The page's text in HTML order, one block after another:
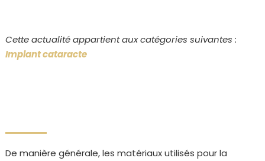
Cette actualité appartient aux catégories suivantes :
Implant cataracte
De manière générale, les matériaux utilisés pour la